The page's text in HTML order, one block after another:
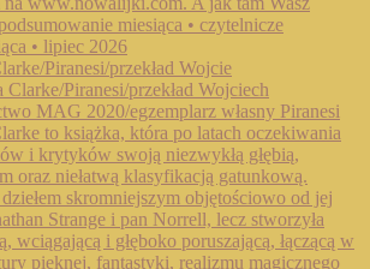
Piranesi/przekład Wojcie